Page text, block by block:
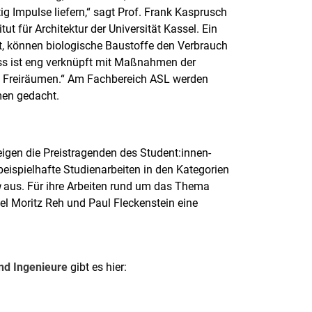
Impulse liefern,“ sagt Prof. Frank Kasprusch
für Architektur der Universität Kassel. Ein
können biologische Baustoffe den Verbrauch
ist eng verknüpft mit Maßnahmen der
Am Fachbereich ASL werden
gedacht.
die Preistragenden des Student:innen-
Studienarbeiten in den Kategorien
aus. Für ihre Arbeiten rund um das Thema
Moritz Reh und Paul Fleckenstein eine
Ingenieuregibt es hier: